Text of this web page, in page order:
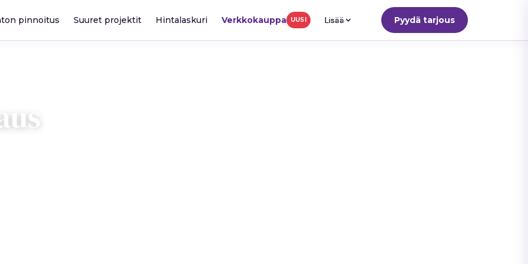
pinnoitus Suuret projektit Hintalaskuri Verkkokauppa UUSI Lisää Pyydä tarjous